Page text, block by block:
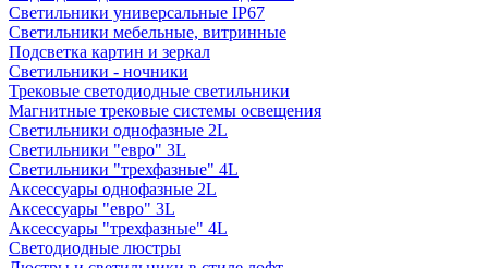
Светильники универсальные IP67
Светильники мебельные, витринные
Подсветка картин и зеркал
Светильники - ночники
Трековые светодиодные светильники
Магнитные трековые системы освещения
Светильники однофазные 2L
Светильники "евро" 3L
Светильники "трехфазные" 4L
Аксессуары однофазные 2L
Аксессуары "евро" 3L
Аксессуары "трехфазные" 4L
Светодиодные люстры